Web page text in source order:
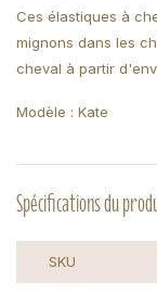
Ces élastiques à
mignons dans les
cheval à partir
Modèle : Kate
Spécifications du
SKU